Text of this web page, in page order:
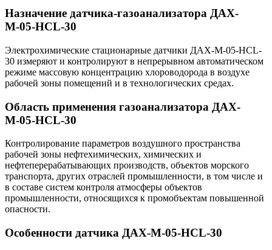
Назначение датчика-газоанализатора ДАХ-
М-05-HCL-30
Электрохимические стационарные датчики ДАХ-М-05-HCL-
30 измеряют и контролируют в непрерывном автоматическом
режиме массовую концентрацию хлороводорода в воздухе
рабочей зоны помещений и в технологических средах.
Область применения газоанализатора ДАХ-
М-05-HCL-30
Контролирование параметров воздушного пространства
рабочей зоны нефтехимических, химических и
нефтеперерабатывающих производств, объектов морского
транспорта, других отраслей промышленности, в том числе и
в составе систем контроля атмосферы объектов
промышленности, относящихся к промобъектам повышенной
опасности.
Особенности датчика ДАХ-М-05-HCL-30